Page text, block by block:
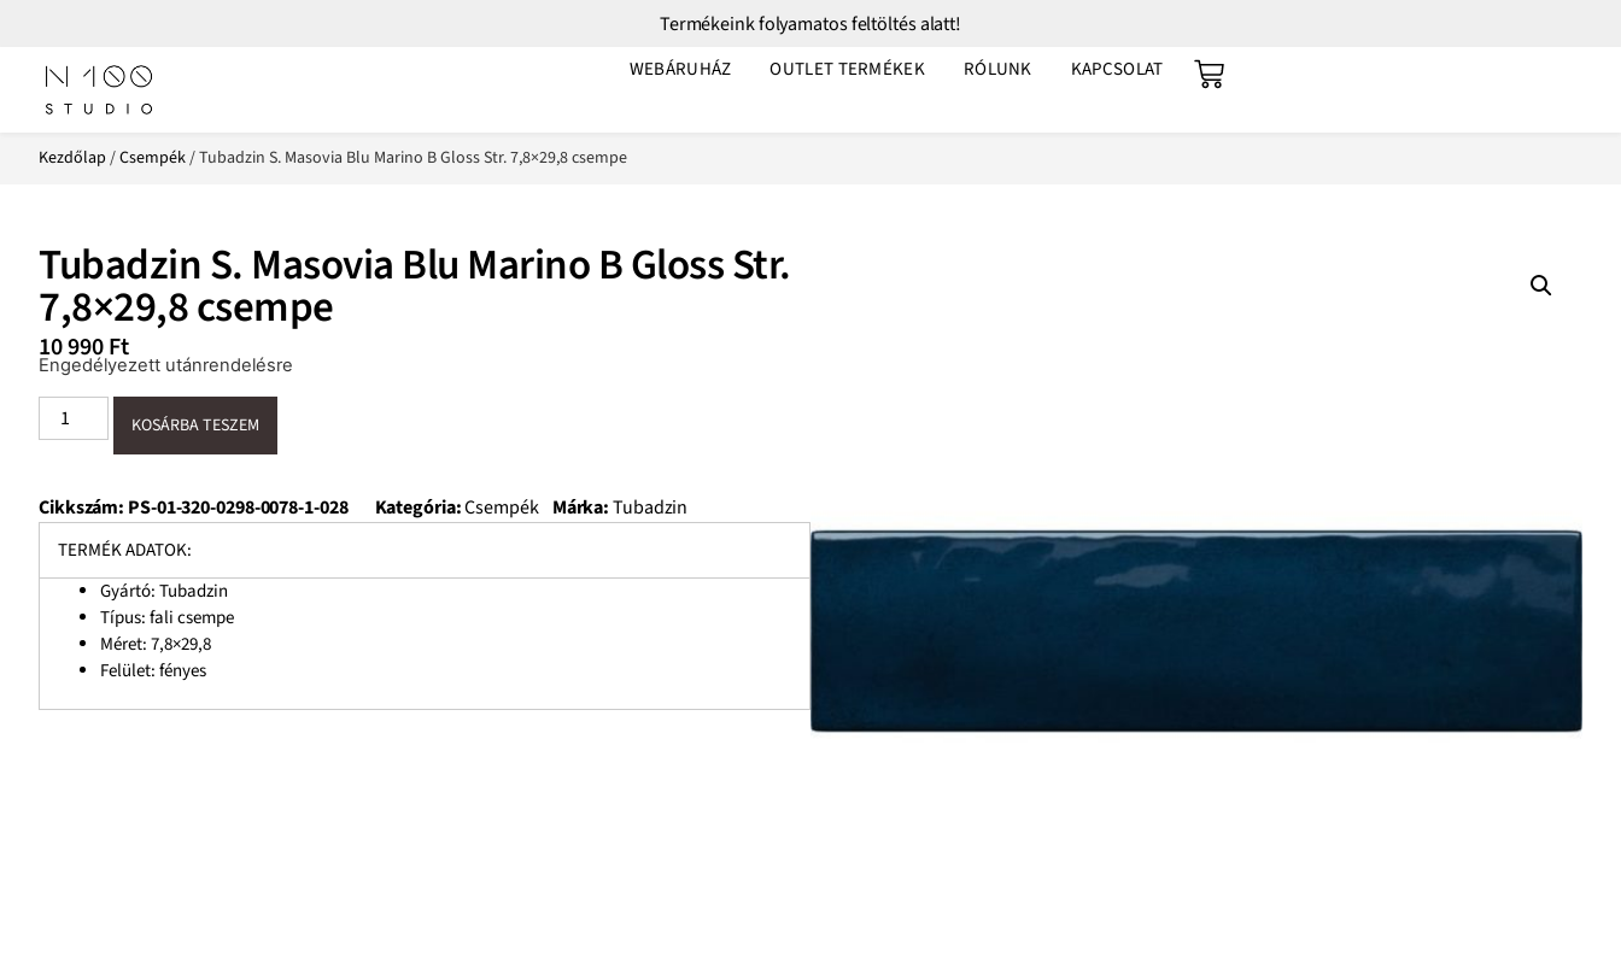
Termékeink folyamatos feltöltés alatt!
WEBÁRUHÁZ OUTLET TERMÉKEK RÓLUNK KAPCSOLAT
Kezdőlap /Csempék/ Tubadzin S. Masovia Blu Marino B Gloss Str. 7,8×29,8 csempe
Tubadzin S. Masovia Blu Marino B Gloss Str.
7,8×29,8 csempe
10 990Ft
Engedélyezett utánrendelésre
KOSÁRBA TESZEM
Cikkszám: PS-01-320-0298-0078-1-028 Kategória:Csempék Márka:Tubadzin
TERMÉK ADATOK:
Gyártó: Tubadzin
Típus: fali csempe
Méret: 7,8×29,8
Felület: fényes